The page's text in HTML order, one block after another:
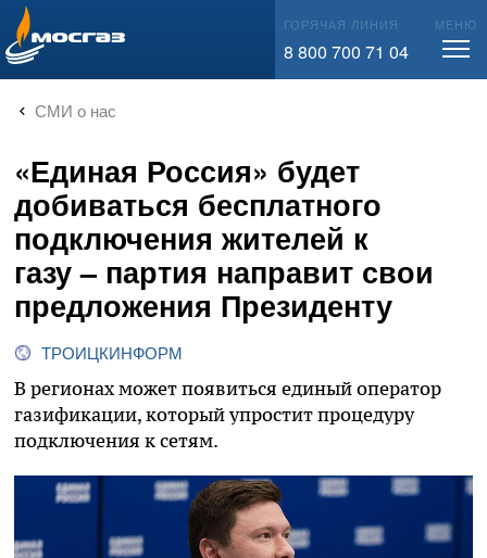
info@mos-gaz.ru ГОРЯЧАЯ ЛИНИЯ
8 800 700 71 04
МЕНЮ
СМИ о нас
«Единая Россия» будет
добиваться бесплатного
подключения жителей к
газу – партия направит свои
предложения Президенту
ТРОИЦКИНФОРМ
В регионах может появиться единый оператор
газификации, который упростит процедуру
подключения к сетям.